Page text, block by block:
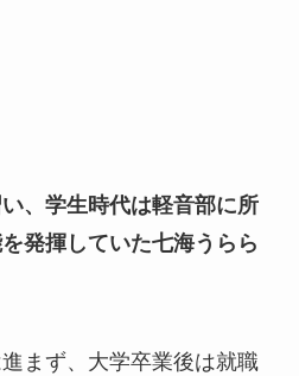
、学生時代は軽音部に所
発揮していた七海うらら
まず、大学卒業後は就職